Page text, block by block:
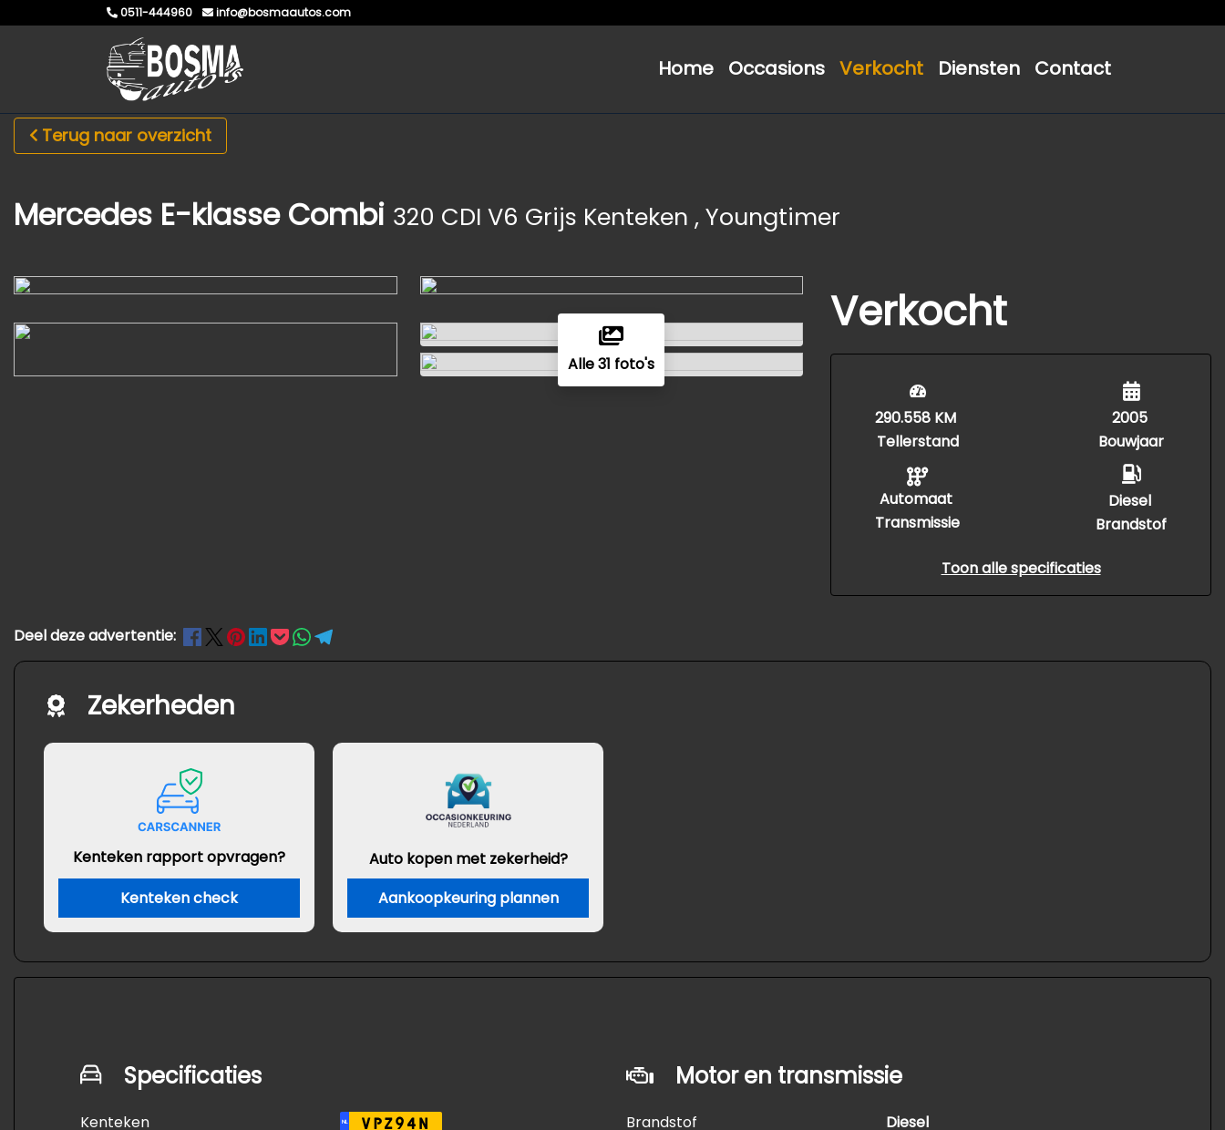
0511-444960 info@bosmaautos.com
Home Occasions Verkocht Diensten Contact
Terug naar overzicht
Mercedes E-klasse Combi 320 CDI V6 Grijs Kenteken , Youngtimer
Alle 31 foto's
Verkocht
290.558 KM
Tellerstand
Automaat
Transmissie
2005
Bouwjaar
Diesel
Brandstof
Toon alle specificaties
Deel deze advertentie:
Zekerheden
Kenteken rapport opvragen?
Kenteken check
Auto kopen met zekerheid?
Aankoopkeuring plannen
Specificaties
Kenteken NL VPZ94N
Motor en transmissie
Brandstof
Diesel